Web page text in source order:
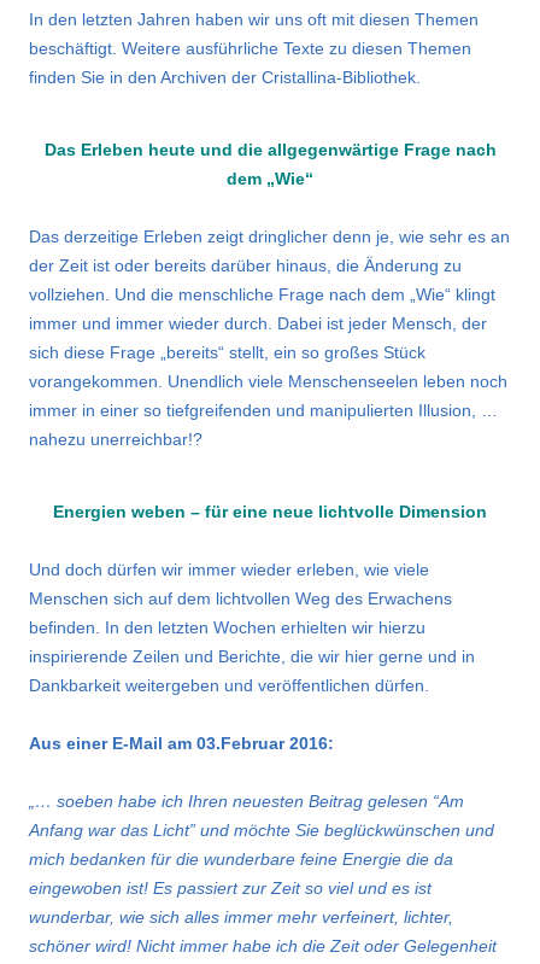
In den letzten Jahren haben wir uns oft mit diesen Themen
beschäftigt. Weitere ausführliche Texte zu diesen Themen
finden Sie in den Archiven der Cristallina-Bibliothek.
Das Erleben heute und die allgegenwärtige Frage nach
dem „Wie“
Das derzeitige Erleben zeigt dringlicher denn je, wie sehr es an
der Zeit ist oder bereits darüber hinaus, die Änderung zu
vollziehen. Und die menschliche Frage nach dem „Wie“ klingt
immer und immer wieder durch. Dabei ist jeder Mensch, der
sich diese Frage „bereits“ stellt, ein so großes Stück
vorangekommen. Unendlich viele Menschenseelen leben noch
immer in einer so tiefgreifenden und manipulierten Illusion, …
nahezu unerreichbar!?
Energien weben – für eine neue lichtvolle Dimension
Und doch dürfen wir immer wieder erleben, wie viele
Menschen sich auf dem lichtvollen Weg des Erwachens
befinden. In den letzten Wochen erhielten wir hierzu
inspirierende Zeilen und Berichte, die wir hier gerne und in
Dankbarkeit weitergeben und veröffentlichen dürfen.
Aus einer E-Mail am 03.Februar 2016:
„… soeben habe ich Ihren neuesten Beitrag gelesen “Am
Anfang war das Licht” und möchte Sie beglückwünschen und
mich bedanken für die wunderbare feine Energie die da
eingewoben ist! Es passiert zur Zeit so viel und es ist
wunderbar, wie sich alles immer mehr verfeinert, lichter,
schöner wird! Nicht immer habe ich die Zeit oder Gelegenheit